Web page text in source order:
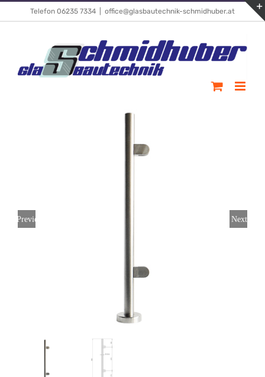
Telefon 06235 7334 office@glasbautechnik-schmidhuber.at
Previous Next